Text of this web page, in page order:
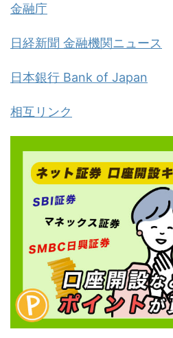
金融庁
日経新聞 金融機関ニュース
日本銀行 Bank of Japan
相互リンク